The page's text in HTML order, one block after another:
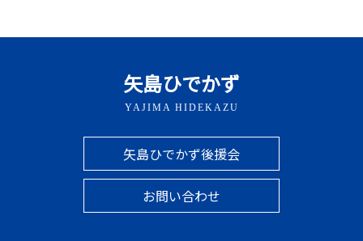
矢島ひでかず
YAJIMA HIDEKAZU
矢島ひでかず後援会
お問い合わせ